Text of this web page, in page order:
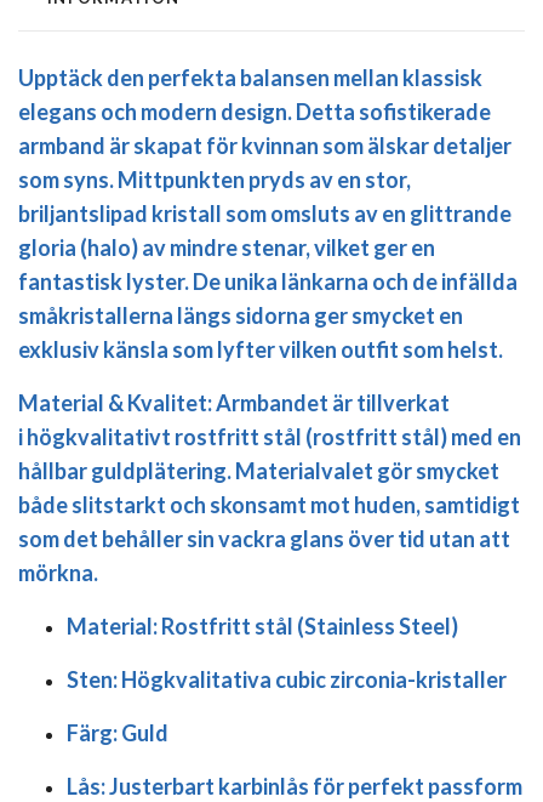
Upptäck den perfekta balansen mellan klassisk
elegans och modern design. Detta sofistikerade
armband är skapat för kvinnan som älskar detaljer
som syns. Mittpunkten pryds av en stor,
briljantslipad kristall som omsluts av en glittrande
gloria (halo) av mindre stenar, vilket ger en
fantastisk lyster. De unika länkarna och de infällda
småkristallerna längs sidorna ger smycket en
exklusiv känsla som lyfter vilken outfit som helst.
Material & Kvalitet:Armbandet är tillverkat
ihögkvalitativt rostfritt stål (rostfritt stål)med en
hållbar guldplätering. Materialvalet gör smycket
både slitstarkt och skonsamt mot huden, samtidigt
som det behåller sin vackra glans över tid utan att
mörkna.
Material:Rostfritt stål (Stainless Steel)
Sten:Högkvalitativa cubic zirconia-kristaller
Färg:Guld
Lås:Justerbart karbinlås för perfekt passform